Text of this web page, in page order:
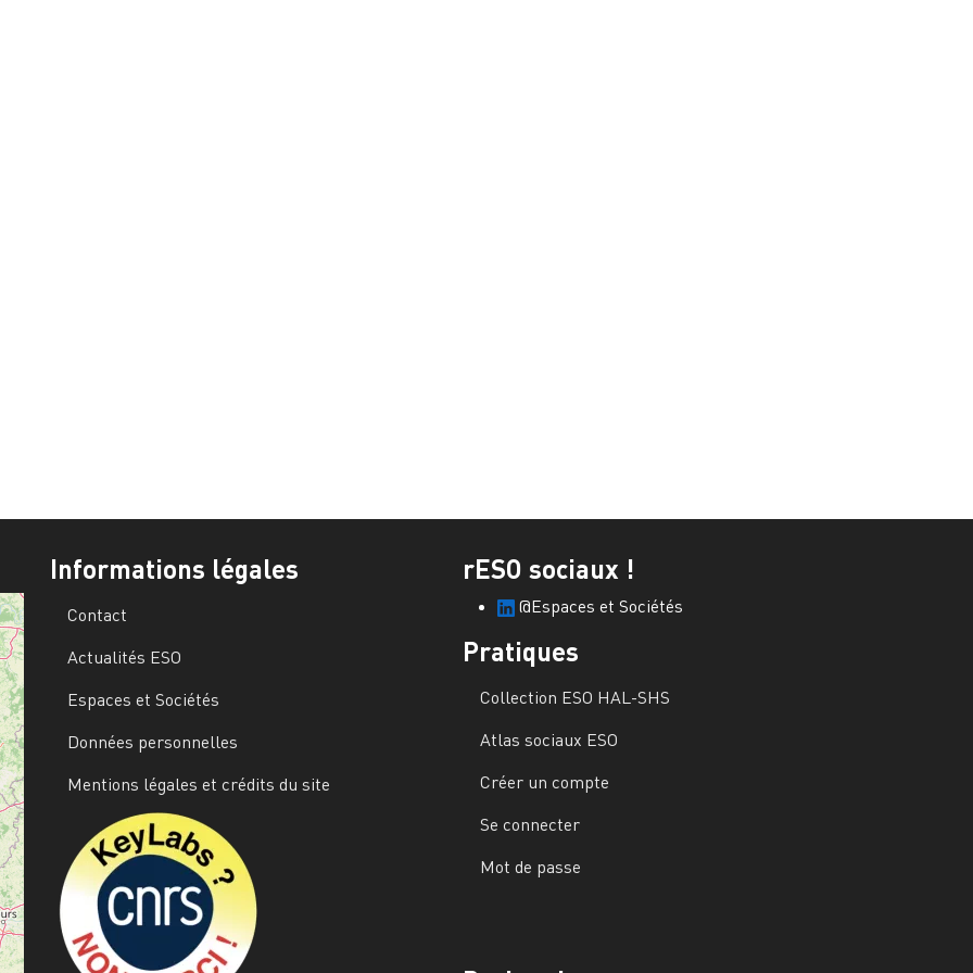
Informations légales
Contact
Actualités ESO
Espaces et Sociétés
Données personnelles
Mentions légales et crédits du site
rESO sociaux !
@Espaces et Sociétés
Pratiques
Collection ESO HAL-SHS
Atlas sociaux ESO
Créer un compte
Se connecter
Mot de passe